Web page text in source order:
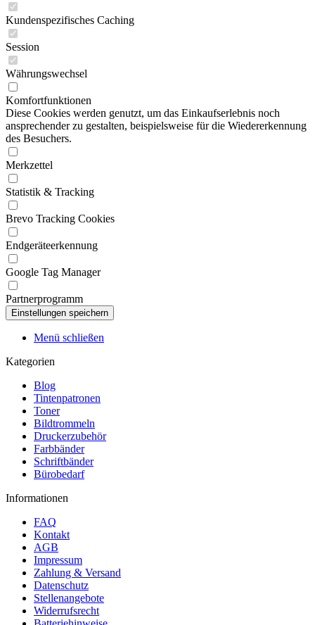
Kundenspezifisches Caching
Session
Währungswechsel
Komfortfunktionen
Diese Cookies werden genutzt, um das Einkaufserlebnis noch
ansprechender zu gestalten, beispielsweise für die Wiedererkennung
des Besuchers.
Merkzettel
Statistik & Tracking
Brevo Tracking Cookies
Endgeräteerkennung
Google Tag Manager
Partnerprogramm
Menü schließen
Kategorien
Blog
Tintenpatronen
Toner
Bildtrommeln
Druckerzubehör
Farbbänder
Schriftbänder
Bürobedarf
Informationen
FAQ
Kontakt
AGB
Impressum
Zahlung & Versand
Datenschutz
Stellenangebote
Widerrufsrecht